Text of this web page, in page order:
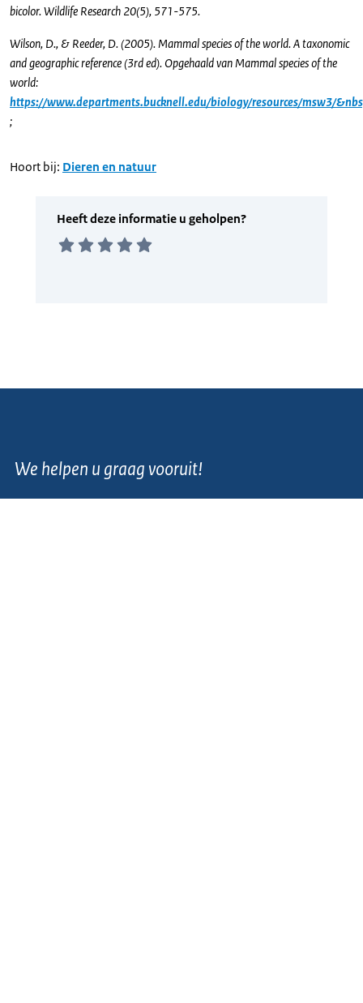
bicolor. Wildlife Research 20(5), 571-575.
Wilson, D., & Reeder, D. (2005). Mammal species of the world. A taxonomic
and geographic reference (3rd ed). Opgehaald van Mammal species of the
world:
https://www.departments.bucknell.edu/biology/resources/msw3/
;
Hoort bij: Dieren en natuur
We helpen u graag vooruit!